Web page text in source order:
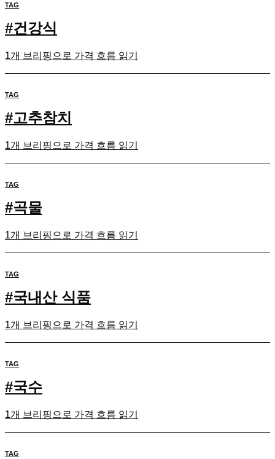
TAG
#건강식
1개 브리핑으로 가격 흐름 읽기
TAG
#고추참치
1개 브리핑으로 가격 흐름 읽기
TAG
#곡물
1개 브리핑으로 가격 흐름 읽기
TAG
#국내산 식품
1개 브리핑으로 가격 흐름 읽기
TAG
#국수
1개 브리핑으로 가격 흐름 읽기
TAG